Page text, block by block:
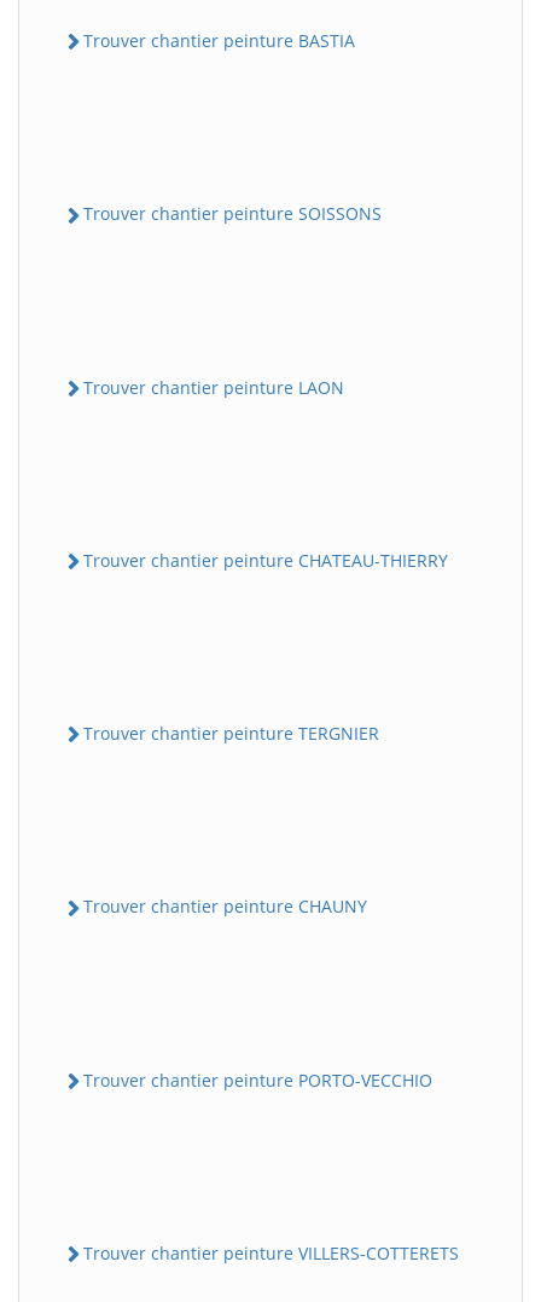
Trouver chantier peinture BASTIA
Trouver chantier peinture SOISSONS
Trouver chantier peinture LAON
Trouver chantier peinture CHATEAU-THIERRY
Trouver chantier peinture TERGNIER
Trouver chantier peinture CHAUNY
Trouver chantier peinture PORTO-VECCHIO
Trouver chantier peinture VILLERS-COTTERETS